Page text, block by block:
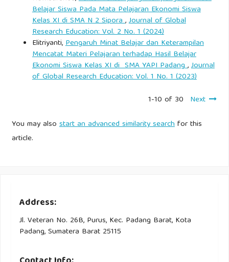
Belajar Siswa Pada Mata Pelajaran Ekonomi Siswa
Kelas XI di SMA N 2 Sipora,Journal of Global
Research Education: Vol. 2 No. 1 (2024)
Elitriyanti,Pengaruh Minat Belajar dan Keterampilan
Mencatat Materi Pelajaran terhadap Hasil Belajar
Ekonomi Siswa Kelas XI di SMA YAPI Padang,Journal
of Global Research Education: Vol. 1 No. 1 (2023)
1-10 of 30 Next
You may alsostart an advanced similarity searchfor this
article.
Address:
Jl. Veteran No. 26B, Purus, Kec. Padang Barat, Kota
Padang, Sumatera Barat 25115